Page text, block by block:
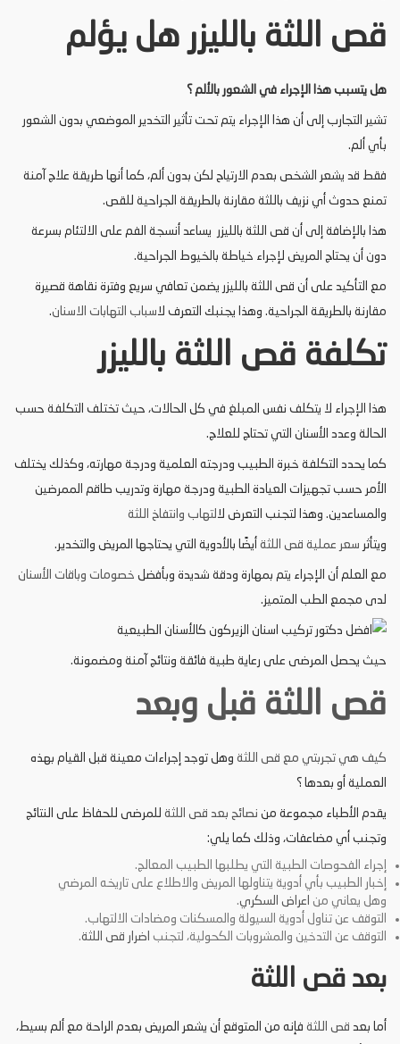
قص اللثة بالليزر هل يؤلم
هل يتسبب هذا الإجراء في الشعور بالألم ؟
تشير التجارب إلى أن هذا الإجراء يتم تحت تأثير التخدير الموضعي بدون الشعور
بأي ألم.
فقط قد يشعر الشخص بعدم الارتياح لكن بدون ألم، كما أنها طريقة علاج آمنة
تمنع حدوث أي نزيف باللثة مقارنة بالطريقة الجراحية للقص.
هذا بالإضافة إلى أن قص اللثة بالليزر يساعد أنسجة الفم على الالتئام بسرعة
دون أن يحتاج المريض لإجراء خياطة بالخيوط الجراحية.
مع التأكيد على أن قص اللثة بالليزر يضمن تعافي سريع وفترة نقاهة قصيرة
مقارنة بالطريقة الجراحية. وهذا يجنبك التعرف لاسباب التهابات الاسنان.
تكلفة قص اللثة بالليزر
هذا الإجراء لا يتكلف نفس المبلغ في كل الحالات، حيث تختلف التكلفة حسب
الحالة وعدد الأسنان التي تحتاج للعلاج.
كما يحدد التكلفة خبرة الطبيب ودرجته العلمية ودرجة مهارته، وكذلك يختلف
الأمر حسب تجهيزات العيادة الطبية ودرجة مهارة وتدريب طاقم الممرضين
والمساعدين. وهذا لتجنب التعرض ل التهاب وانتفاخ اللثة
ويتأثر سعر عملية قص اللثة أيضًا بالأدوية التي يحتاجها المريض والتخدير.
مع العلم أن الإجراء يتم بمهارة ودقة شديدة وبأفضل خصومات وباقات الأسنان
لدى مجمع الطب المتميز.
حيث يحصل المرضى على رعاية طبية فائقة ونتائج آمنة ومضمونة.
قص اللثة قبل وبعد
كيف هي تجربتي مع قص اللثة وهل توجد إجراءات معينة قبل القيام بهذه
العملية أو بعدها ؟
يقدم الأطباء مجموعة من نصائح بعد قص اللثة للمرضى للحفاظ على النتائج
وتجنب أي مضاعفات، وذلك كما يلي:
إجراء الفحوصات الطبية التي يطلبها الطبيب المعالج.
إخبار الطبيب بأي أدوية يتناولها المريض والاطلاع على تاريخه المرضي
وهل يعاني من اعراض السكري.
التوقف عن تناول أدوية السيولة والمسكنات ومضادات الالتهاب.
التوقف عن التدخين والمشروبات الكحولية، لتجنب اضرار قص اللثة.
بعد قص اللثة
أما بعد قص اللثة فإنه من المتوقع أن يشعر المريض بعدم الراحة مع ألم بسيط،